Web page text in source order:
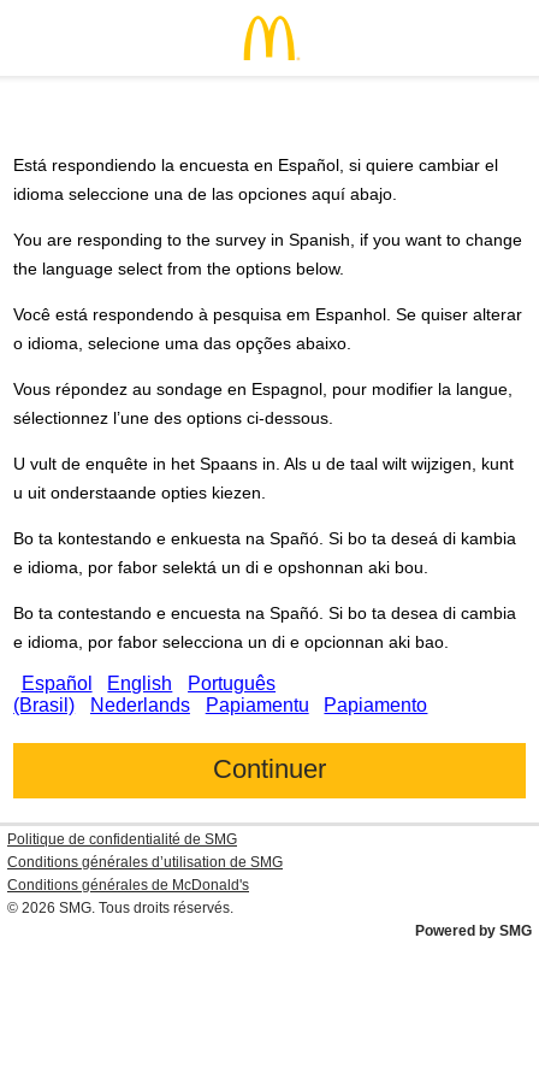
Está respondiendo la encuesta en Español, si quiere cambiar el
idioma seleccione una de las opciones aquí abajo.
You are responding to the survey in Spanish, if you want to change
the language select from the options below.
Você está respondendo à pesquisa em Espanhol. Se quiser alterar
o idioma, selecione uma das opções abaixo.
Vous répondez au sondage en Espagnol, pour modifier la langue,
sélectionnez l’une des options ci-dessous.
U vult de enquête in het Spaans in. Als u de taal wilt wijzigen, kunt
u uit onderstaande opties kiezen.
Bo ta kontestando e enkuesta na Spañó. Si bo ta deseá di kambia
e idioma, por fabor selektá un di e opshonnan aki bou.
Bo ta contestando e encuesta na Spañó. Si bo ta desea di cambia
e idioma, por fabor selecciona un di e opcionnan aki bao.
Español English
Português
(Brasil)
Nederlands Papiamentu Papiamento
Politique de confidentialité de SMG
Conditions générales d’utilisation de SMG
Conditions générales de McDonald's
© 2026 SMG . Tous droits réservés.
Powered by SMG